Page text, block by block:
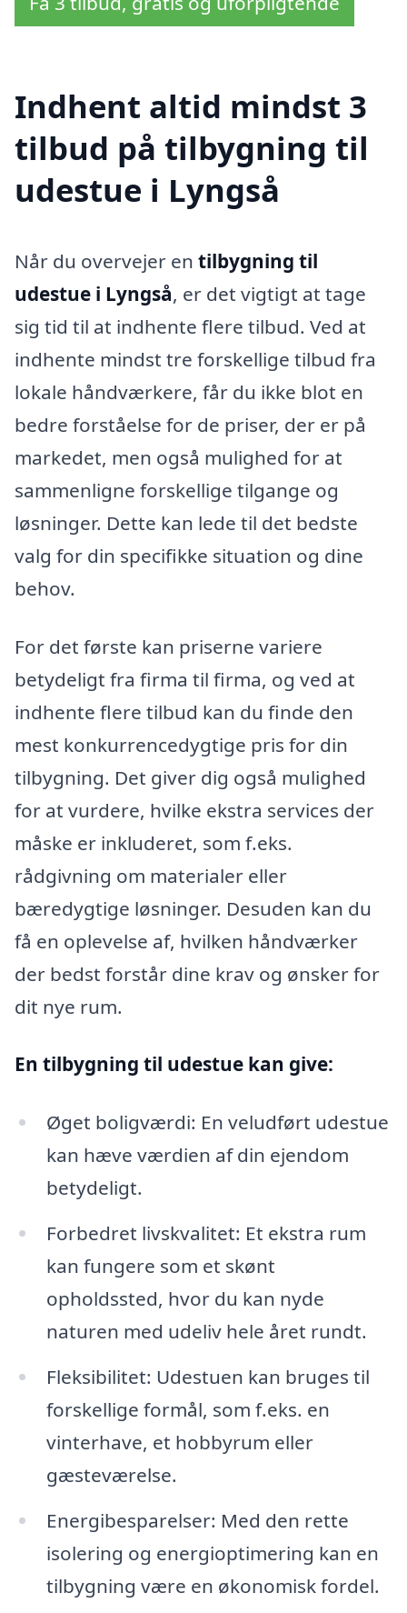
Indhent altid mindst 3
tilbud på tilbygning til
udestue i Lyngså
Når du overvejer en tilbygning til
udestue i Lyngså, er det vigtigt at tage
sig tid til at indhente flere tilbud. Ved at
indhente mindst tre forskellige tilbud fra
lokale håndværkere, får du ikke blot en
bedre forståelse for de priser, der er på
markedet, men også mulighed for at
sammenligne forskellige tilgange og
løsninger. Dette kan lede til det bedste
valg for din specifikke situation og dine
behov.
For det første kan priserne variere
betydeligt fra firma til firma, og ved at
indhente flere tilbud kan du finde den
mest konkurrencedygtige pris for din
tilbygning. Det giver dig også mulighed
for at vurdere, hvilke ekstra services der
måske er inkluderet, som f.eks.
rådgivning om materialer eller
bæredygtige løsninger. Desuden kan du
få en oplevelse af, hvilken håndværker
der bedst forstår dine krav og ønsker for
dit nye rum.
En tilbygning til udestue kan give:
Øget boligværdi: En veludført udestue
kan hæve værdien af din ejendom
betydeligt.
Forbedret livskvalitet: Et ekstra rum
kan fungere som et skønt
opholdssted, hvor du kan nyde
naturen med udeliv hele året rundt.
Fleksibilitet: Udestuen kan bruges til
forskellige formål, som f.eks. en
vinterhave, et hobbyrum eller
gæsteværelse.
Energibesparelser: Med den rette
isolering og energioptimering kan en
tilbygning være en økonomisk fordel.